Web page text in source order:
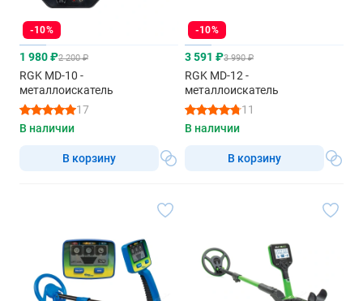
-10%
1 980 ₽2 200 ₽
RGK MD-10 -
металлоискатель
17
В наличии
В корзину
-10%
3 591 ₽3 990 ₽
RGK MD-12 -
металлоискатель
11
В наличии
В корзину